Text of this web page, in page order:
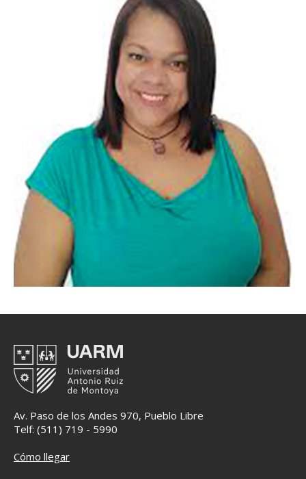
Av. Paso de los Andes 970, Pueblo Libre
Telf: (511) 719 - 5990
Cómo llegar